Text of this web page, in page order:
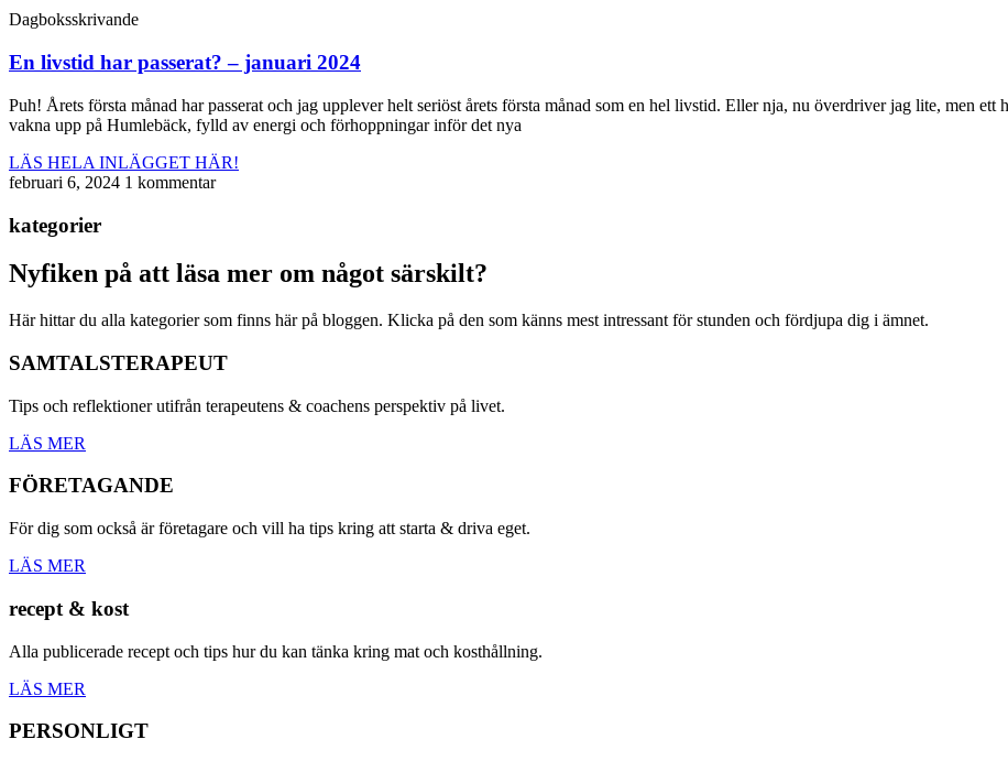
Dagboksskrivande
En livstid har passerat? – januari 2024
Puh! Årets första månad har passerat och jag upplever helt seriöst årets första månad som en hel livstid. Eller nja, nu överdriver jag lite, men
vakna upp på Humlebäck, fylld av energi och förhoppningar inför det nya
LÄS HELA INLÄGGET HÄR!
februari 6, 2024 1 kommentar
kategorier
Nyfiken på att läsa mer om något särskilt?
Här hittar du alla kategorier som finns här på bloggen. Klicka på den som känns mest intressant för stunden och fördjupa dig i ämnet.
SAMTALSTERAPEUT
Tips och reflektioner utifrån terapeutens & coachens perspektiv på livet.
LÄS MER
FÖRETAGANDE
För dig som också är företagare och vill ha tips kring att starta & driva eget.
LÄS MER
recept & kost
Alla publicerade recept och tips hur du kan tänka kring mat och kosthållning.
LÄS MER
PERSONLIGT